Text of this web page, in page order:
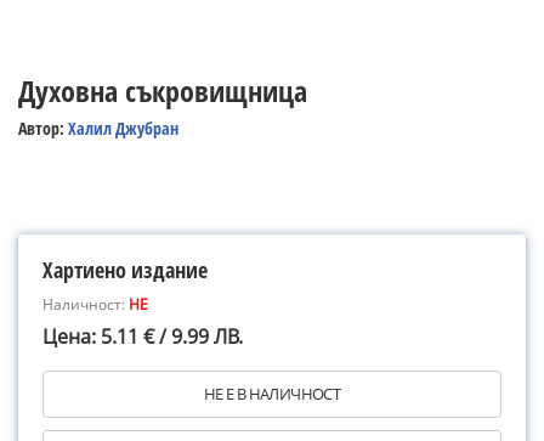
Духовна съкровищница
Автор: Халил Джубран
Хартиено издание
Наличност: НЕ
Цена: 5.11 € / 9.99 ЛВ.
НЕ Е В НАЛИЧНОСТ